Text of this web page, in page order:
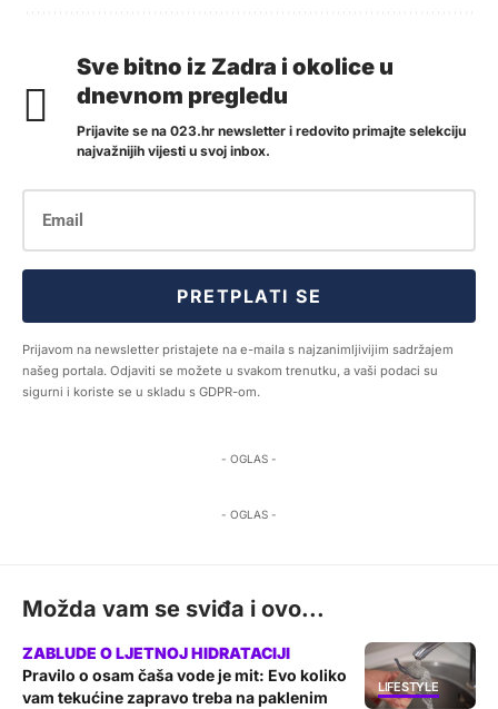
Sve bitno iz Zadra i okolice u
dnevnom pregledu
Prijavite se na 023.hr newsletter i redovito primajte selekciju
najvažnijih vijesti u svoj inbox.
PRETPLATI SE
Prijavom na newsletter pristajete na e-maila s najzanimljivijim sadržajem
našeg portala. Odjaviti se možete u svakom trenutku, a vaši podaci su
sigurni i koriste se u skladu s GDPR-om.
- OGLAS -
- OGLAS -
Možda vam se sviđa i ovo...
LIFESTYLE
Pravilo o osam čaša vode je mit: Evo koliko
vam tekućine zapravo treba na paklenim